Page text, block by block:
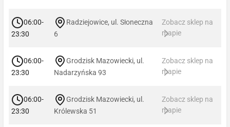
06:00-
23:30
Radziejowice, ul. Słoneczna
6
Zobacz sklep na
mapie
06:00-
23:30
Grodzisk Mazowiecki, ul.
Nadarzyńska 93
Zobacz sklep na
mapie
06:00-
23:30
Grodzisk Mazowiecki, ul.
Królewska 51
Zobacz sklep na
mapie